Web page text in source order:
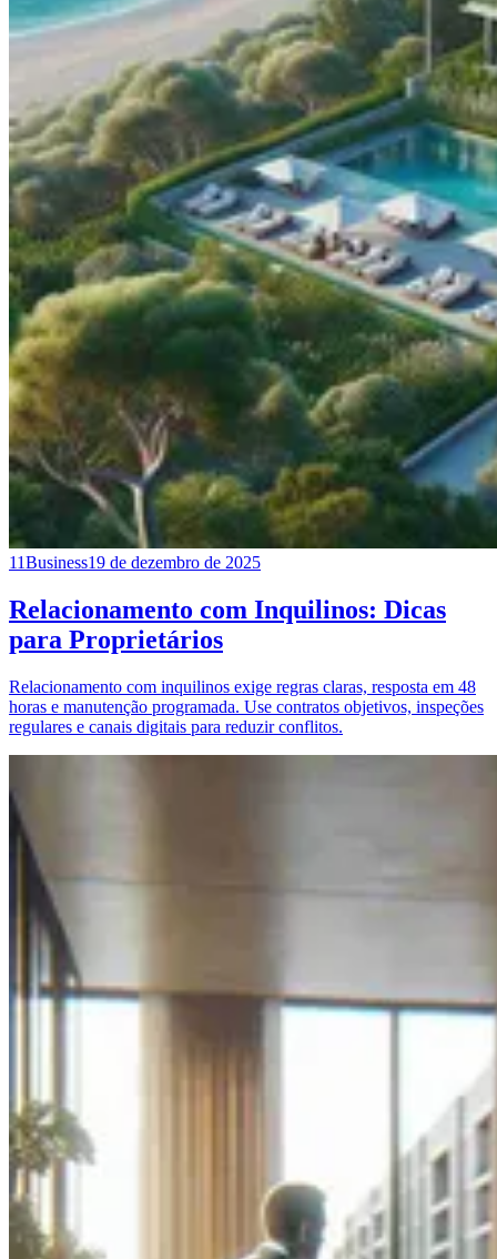
11Business19 de dezembro de 2025
Relacionamento com Inquilinos: Dicas
para Proprietários
Relacionamento com inquilinos exige regras claras, resposta em 48
horas e manutenção programada. Use contratos objetivos, inspeções
regulares e canais digitais para reduzir conflitos.